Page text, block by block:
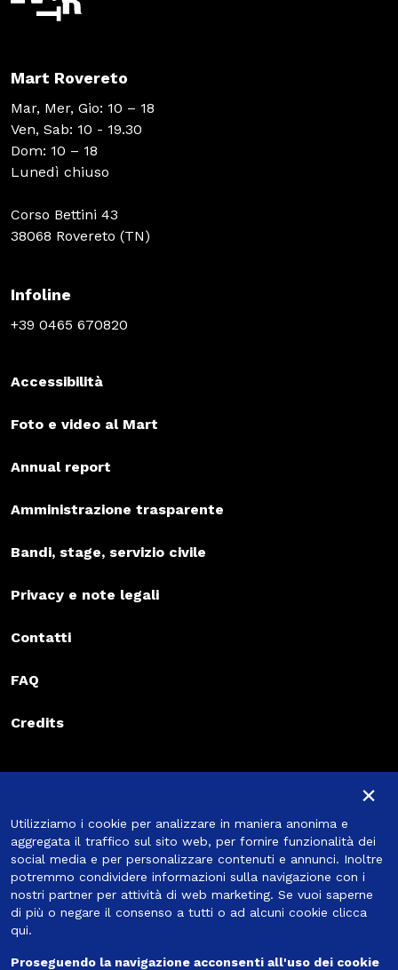
Mart Rovereto
Mar, Mer, Gio: 10 – 18
Ven, Sab: 10 - 19.30
Dom: 10 – 18
Lunedì chiuso
Corso Bettini 43
38068 Rovereto (TN)
Infoline
+39 0465 670820
Accessibilità
Foto e video al Mart
Annual report
Amministrazione trasparente
Bandi, stage, servizio civile
Privacy e note legali
Contatti
FAQ
Credits
Iscriviti alla newsletter
Iscriviti
Seguici
Utilizziamo i cookie per analizzare in maniera anonima e
aggregata il traffico sul sito web, per fornire funzionalità dei
social media e per personalizzare contenuti e annunci. Inoltre
potremmo condividere informazioni sulla navigazione con i
nostri partner per attività di web marketing. Se vuoi saperne
di più o negare il consenso a tutti o ad alcuni cookie clicca
qui.
Proseguendo la navigazione acconsenti all'uso dei cookie
×